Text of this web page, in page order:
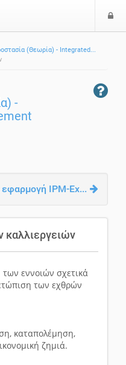
(Θεωρία) - Integrated...
-
IPM-Εχ...
καλλιεργειών
εννοιών σχετικά
των εχθρών
καταπολέμηση,
ζημιά.